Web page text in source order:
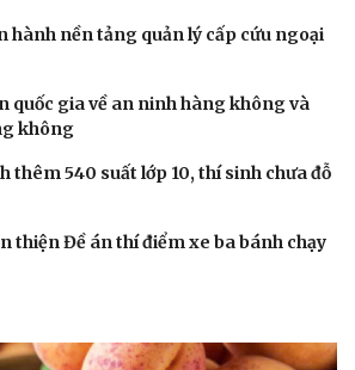
hành nền tảng quản lý cấp cứu ngoại
quốc gia về an ninh hàng không và
không
thêm 540 suất lớp 10, thí sinh chưa đỗ
thiện Đề án thí điểm xe ba bánh chạy